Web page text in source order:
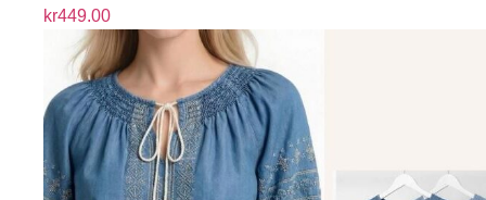
kr449.00